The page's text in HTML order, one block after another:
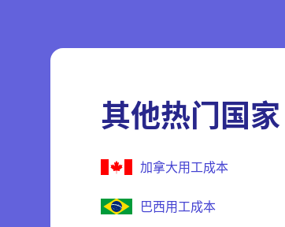
其他热门国家
加拿大用工成本
巴西用工成本